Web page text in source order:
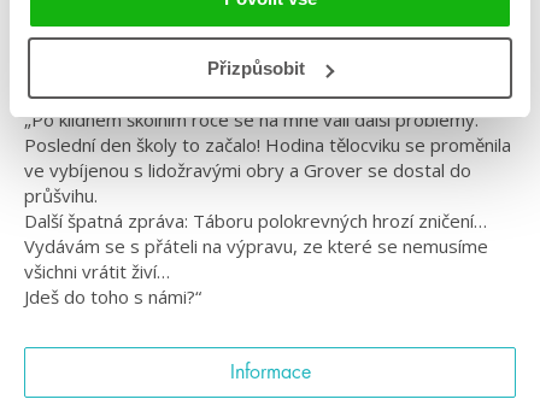
Přizpůsobit
Krvelačné nestvůry se bouří…
Bohové z Olympu kladou další úkoly…
„Po klidném školním roce se na mně valí další problémy.
Poslední den školy to začalo! Hodina tělocviku se proměnila
ve vybíjenou s lidožravými obry a Grover se dostal do
průšvihu.
Další špatná zpráva: Táboru polokrevných hrozí zničení…
Vydávám se s přáteli na výpravu, ze které se nemusíme
všichni vrátit živí…
Jdeš do toho s námi?“
Informace